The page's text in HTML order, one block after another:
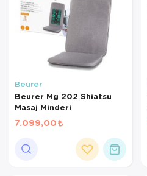
Beurer
Beurer Mg 202 Shiatsu
Masaj Minderi
7.099,00